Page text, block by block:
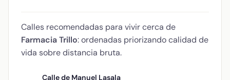
Calles recomendadas para vivir cerca de
Farmacia Trillo: ordenadas priorizando calidad de
vida sobre distancia bruta.
Calle de Manuel Lasala